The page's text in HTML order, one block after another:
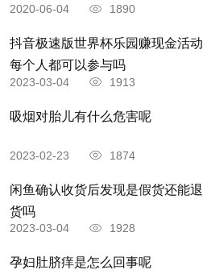
2020-06-04 1890
抖音极速版世界杯乐园赚现金活动
每个人都可以参与吗
2023-03-04 1913
吸烟对胎儿有什么危害呢
2023-02-23 1874
闲鱼确认收货后发现是假货还能退
货吗
2023-03-04 1928
孕妇肚脐痒是怎么回事呢